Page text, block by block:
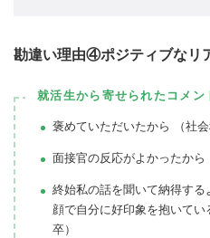
勘違い理由④ポジティブなリ
就活生から寄せられたコメン
褒めていただいたから （社会
面接官の反応がよかったから
終始私の話を聞いて納得す
顔で自分に好印象を抱いて
卒）